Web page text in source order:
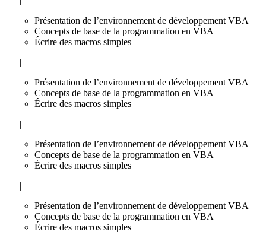
Présentation de l’environnement de développement VBA
Concepts de base de la programmation en VBA
Écrire des macros simples
|
Présentation de l’environnement de développement VBA
Concepts de base de la programmation en VBA
Écrire des macros simples
|
Présentation de l’environnement de développement VBA
Concepts de base de la programmation en VBA
Écrire des macros simples
|
Présentation de l’environnement de développement VBA
Concepts de base de la programmation en VBA
Écrire des macros simples